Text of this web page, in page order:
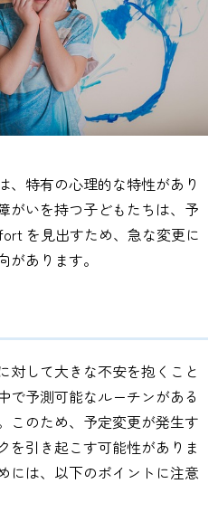
、特有の心理的な特性があり
がいを持つ子どもたちは、予
を見出すため、急な変更に
あります。
対して大きな不安を抱くこと
で予測可能なルーチンがある
このため、予定変更が発生す
を引き起こす可能性がありま
には、以下のポイントに注意